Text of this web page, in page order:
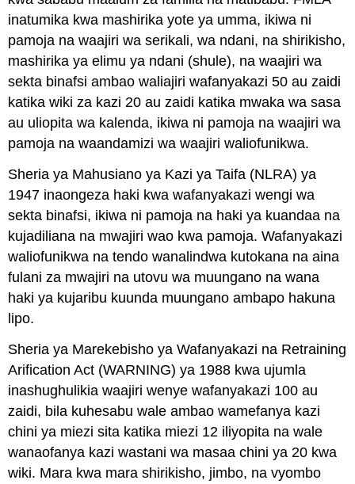
inatumika kwa mashirika yote ya umma, ikiwa ni
pamoja na waajiri wa serikali, wa ndani, na shirikisho,
mashirika ya elimu ya ndani (shule), na waajiri wa
sekta binafsi ambao waliajiri wafanyakazi 50 au zaidi
katika wiki za kazi 20 au zaidi katika mwaka wa sasa
au uliopita wa kalenda, ikiwa ni pamoja na waajiri wa
pamoja na waandamizi wa waajiri waliofunikwa.
Sheria ya Mahusiano ya Kazi ya Taifa (NLRA) ya
1947 inaongeza haki kwa wafanyakazi wengi wa
sekta binafsi, ikiwa ni pamoja na haki ya kuandaa na
kujadiliana na mwajiri wao kwa pamoja. Wafanyakazi
waliofunikwa na tendo wanalindwa kutokana na aina
fulani za mwajiri na utovu wa muungano na wana
haki ya kujaribu kuunda muungano ambapo hakuna
lipo.
Sheria ya Marekebisho ya Wafanyakazi na Retraining
Arification Act (WARNING) ya 1988 kwa ujumla
inashughulikia waajiri wenye wafanyakazi 100 au
zaidi, bila kuhesabu wale ambao wamefanya kazi
chini ya miezi sita katika miezi 12 iliyopita na wale
wanaofanya kazi wastani wa masaa chini ya 20 kwa
wiki. Mara kwa mara shirikisho, jimbo, na vyombo